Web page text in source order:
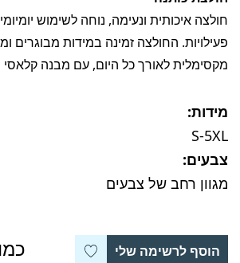
חולצה איכותית ונעימה, נוחה לשימוש
פעילויות. החולצה זמינה במידות מבוגרים
מקסימלית לאורך כל היום, עם מבנה קלאסי
מידות:
S-5XL
צבעים:
מגוון רחב של צבעים
הוסף לרשימה שלי